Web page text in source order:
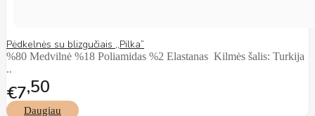
Pėdkelnės su blizgučiais ,,Pilka”
%80 Medvilnė %18 Poliamidas %2 Elastanas Kilmės šalis: Turkija
..
€7 50
Daugiau